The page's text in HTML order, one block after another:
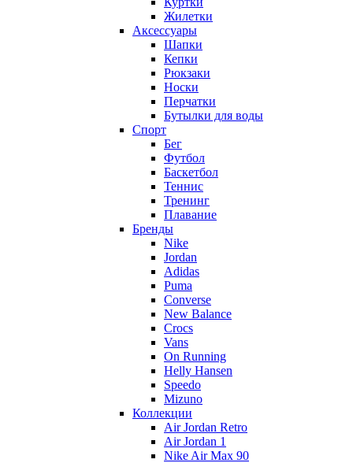
Жилетки
Аксессуары
Шапки
Кепки
Рюкзаки
Носки
Перчатки
Бутылки для воды
Спорт
Бег
Футбол
Баскетбол
Теннис
Тренинг
Плавание
Бренды
Nike
Jordan
Adidas
Puma
Converse
New Balance
Crocs
Vans
On Running
Helly Hansen
Speedo
Mizuno
Коллекции
Air Jordan Retro
Air Jordan 1
Nike Air Max 90